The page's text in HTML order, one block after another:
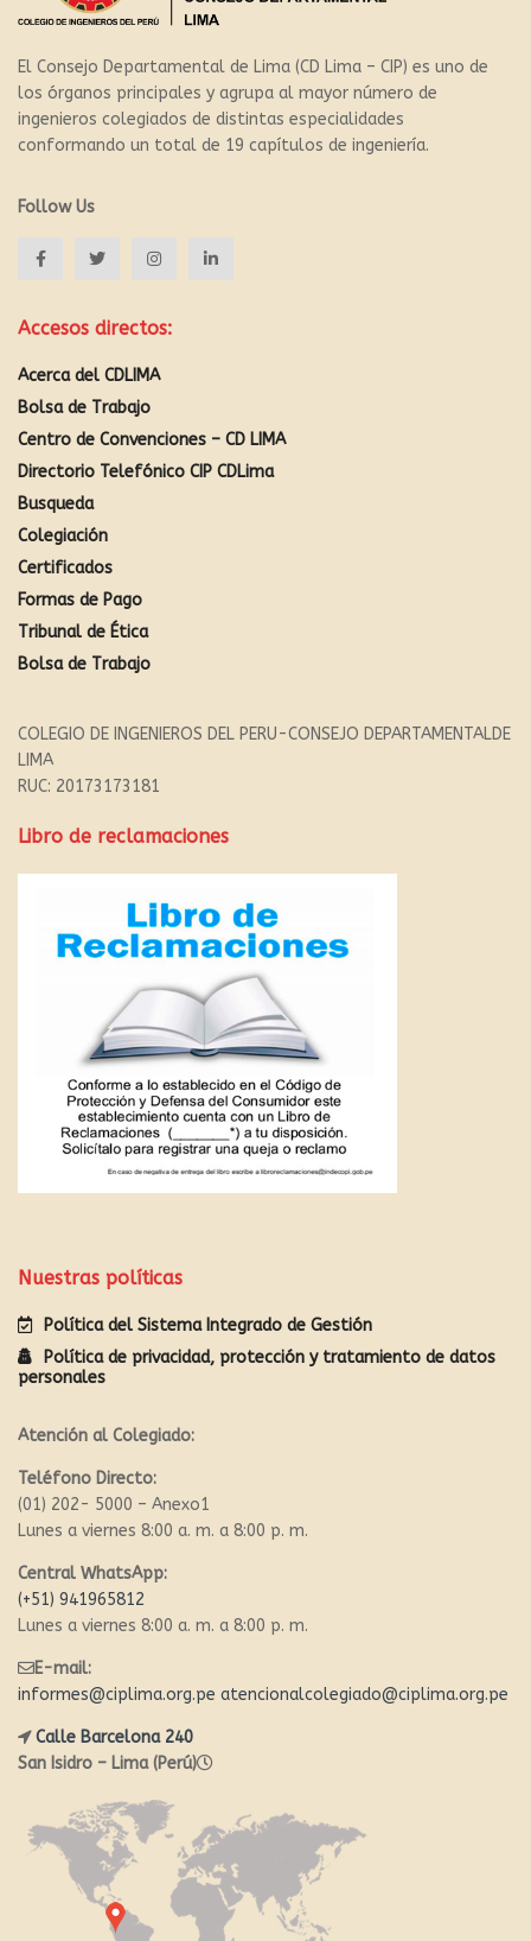
El Consejo Departamental de Lima (CD Lima – CIP) es uno de
los órganos principales y agrupa al mayor número de
ingenieros colegiados de distintas especialidades
conformando un total de 19 capítulos de ingeniería.
Follow Us
Accesos directos:
Acerca del CDLIMA
Bolsa de Trabajo
Centro de Convenciones – CD LIMA
Directorio Telefónico CIP CDLima
Busqueda
Colegiación
Certificados
Formas de Pago
Tribunal de Ética
Bolsa de Trabajo
COLEGIO DE INGENIEROS DEL PERU-CONSEJO DEPARTAMENTALDE
LIMA
RUC: 20173173181
Libro de reclamaciones
Nuestras políticas
Política del Sistema Integrado de Gestión
Política de privacidad, protección y tratamiento de datos
personales
Atención al Colegiado:
Teléfono Directo:
(01) 202- 5000 – Anexo1
Lunes a viernes 8:00 a. m. a 8:00 p. m.
Central WhatsApp:
(+51) 941965812
Lunes a viernes 8:00 a. m. a 8:00 p. m.
E-mail:
informes@ciplima.org.pe atencionalcolegiado@ciplima.org.pe
Calle Barcelona 240
San Isidro – Lima (Perú)